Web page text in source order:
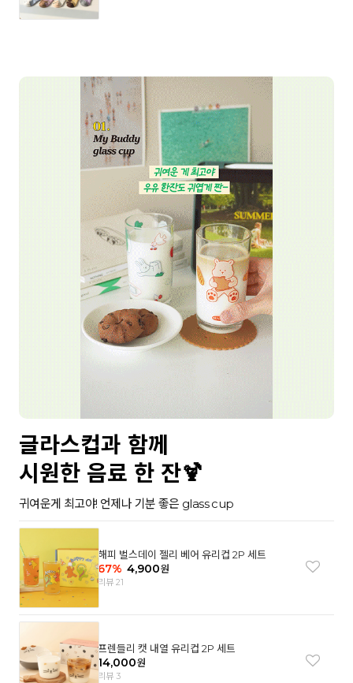
글라스컵과 함께
시원한 음료 한 잔🍹
귀여운게 최고야! 언제나 기분 좋은 glass cup
해피 벌스데이 젤리 베어 유리컵 2P 세트
67% 4,900원
리뷰 21
프렌들리 캣 내열 유리컵 2P 세트
14,000원
리뷰 3